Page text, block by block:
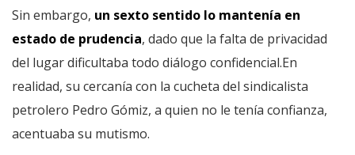
Sin embargo, un sexto sentido lo mantenía en
estado de prudencia, dado que la falta de privacidad
del lugar dificultaba todo diálogo confidencial.En
realidad, su cercanía con la cucheta del sindicalista
petrolero Pedro Gómiz, a quien no le tenía confianza,
acentuaba su mutismo.